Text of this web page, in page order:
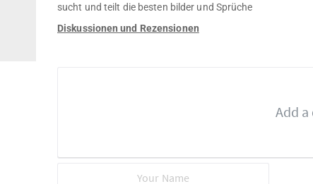
sucht und teilt die besten bilder und Sprüche
Diskussionen und Rezensionen